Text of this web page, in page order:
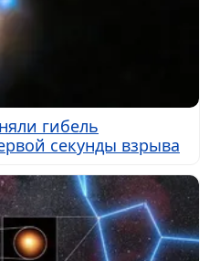
гибель
секунды взрыва